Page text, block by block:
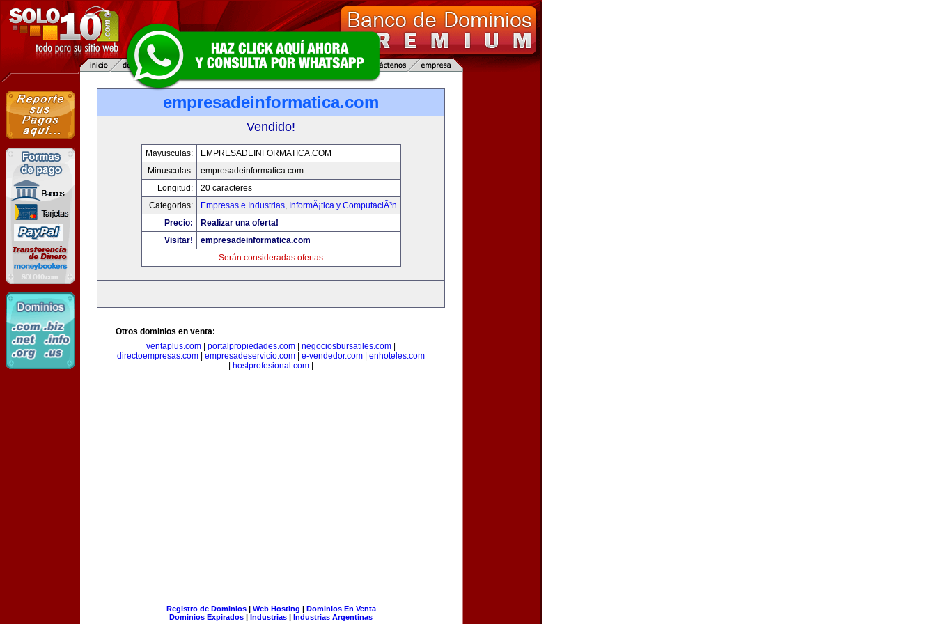
empresadeinformatica.com
Vendido!
Mayusculas:
EMPRESADEINFORMATICA.COM
Minusculas:
empresadeinformatica.com
Longitud:
20 caracteres
Categorias:
Empresas e Industrias, InformÃ¡tica y ComputaciÃ³n
Precio:
Realizar una oferta!
Visitar!
empresadeinformatica.com
Serán consideradas ofertas
Otros dominios en venta:
ventaplus.com
portalpropiedades.com negociosbursatiles.com
directoempresas.com
empresadeservicio.com e-vendedor.com
enhoteles.com
hostprofesional.com
Registro de Dominios| Web Hosting | Dominios En Venta
Dominios Expirados | Industrias | Industrias Argentinas